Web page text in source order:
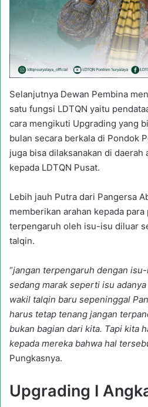
Selanjutnya Dewan Pembina
satu fungsi LDTQN yaitu
cara mengikuti Upgrading yang
bulan secara berkala di Pondok
juga bisa dilaksanakan di daerah
kepada LDTQN Pusat.
Lebih jauh Putra dari Pangersa
memberikan arahan kepada
terpengaruh oleh isu-isu diluar
talqin.
“jangan terpengaruh dengan
sedang marak seperti isu
wakil talqin baru sepeninggal
harus tetap tenang jangan
bukan bagian dari kita. Tapi kita
kepada mereka bahwa hal
Pungkasnya.
Upgrading I